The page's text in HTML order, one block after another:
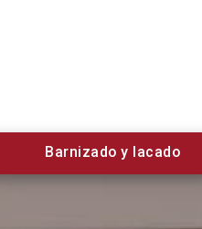
Barnizado y lacado